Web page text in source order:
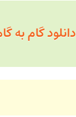
دانلود گام به گام